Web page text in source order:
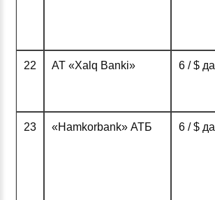
22 АТ «Xalq Banki» 6 / $ да
23 «Hamkorbank» АТБ 6 / $ да